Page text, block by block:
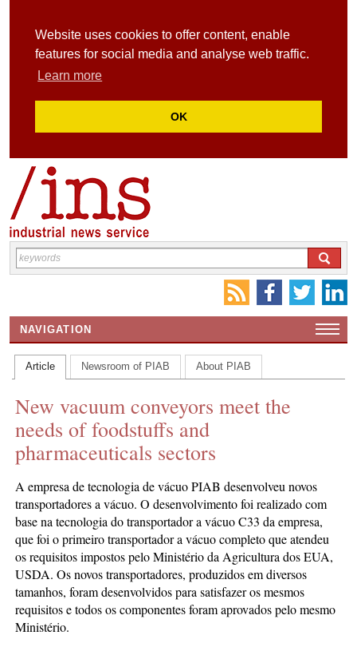
Website uses cookies to offer content, enable
features for social media and analyse web traffic.
Learn more
OK
NAVIGATION
HOME
CONTACT US
INS MAIN WEBSITE
ABOUT US
Article Newsroom of PIAB About PIAB
New vacuum conveyors meet the
needs of foodstuffs and
pharmaceuticals sectors
A empresa de tecnologia de vácuo PIAB desenvolveu novos
transportadores a vácuo. O desenvolvimento foi realizado com
base na tecnologia do transportador a vácuo C33 da empresa,
que foi o primeiro transportador a vácuo completo que atendeu
os requisitos impostos pelo Ministério da Agricultura dos EUA,
USDA. Os novos transportadores, produzidos em diversos
tamanhos, foram desenvolvidos para satisfazer os mesmos
requisitos e todos os componentes foram aprovados pelo mesmo
Ministério.